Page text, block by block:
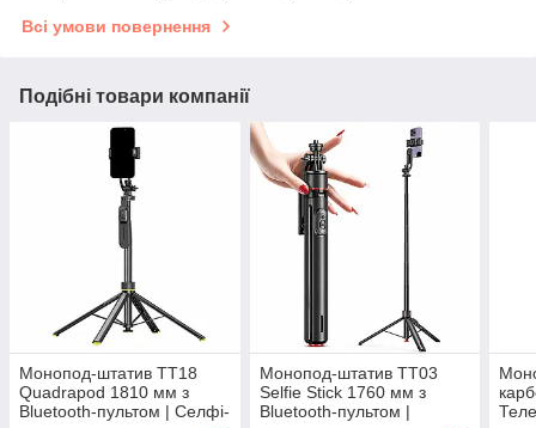
Всі умови повернення
Подібні товари компанії
Монопод-штатив TT18
Quadrapod 1810 мм з
Bluetooth-пультом | Селфі-
Монопод-штатив TT03
Selfie Stick 1760 мм з
Bluetooth-пультом |